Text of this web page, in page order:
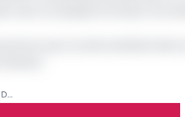
CHAN 2020 : le premier ministre, Joseph Dion Ngute, va représenter Paul Biya à la cérémonie d’ouverture